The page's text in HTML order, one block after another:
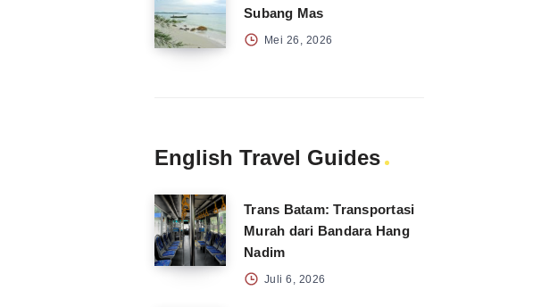
Subang Mas
Mei 26, 2026
English Travel Guides
Trans Batam: Transportasi
Murah dari Bandara Hang
Nadim
Juli 6, 2026